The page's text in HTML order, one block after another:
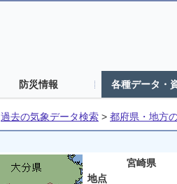
防災情報 各種データ・
過去の気象データ検索 > 都府県・地方
宮崎県
地点